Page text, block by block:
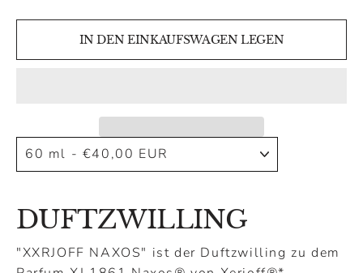
IN DEN EINKAUFSWAGEN LEGEN
DUFTZWILLING
"XXRJOFF NAXOS" ist der Duftzwilling zu dem